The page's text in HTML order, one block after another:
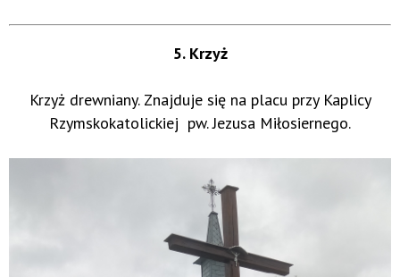
5. Krzyż
Krzyż drewniany. Znajduje się na placu przy Kaplicy
Rzymskokatolickiej pw. Jezusa Miłosiernego.